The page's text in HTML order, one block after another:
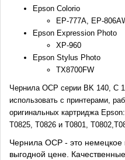
Epson Colorio
EP-777A, EP-
Epson Expression Photo
XP-960
Epson Stylus Photo
TX8700FW
Чернила OCP серии BK 140, C
использовать с принтерами,
оригинальных картриджа
T0825, T0826 и T0801,
Чернила OCP - это немецкое
выгодной цене.